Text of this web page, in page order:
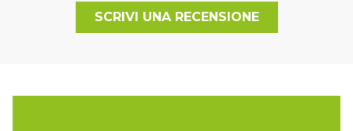
SCRIVI UNA RECENSIONE